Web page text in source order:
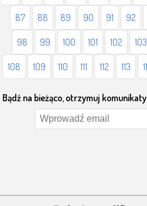
87 88 89 90 91 92
98 99 100 101 102 103
108 109 110 111 112 113
Bądź na bieżąco, otrzymuj